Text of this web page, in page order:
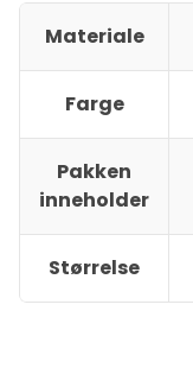
Materiale
Farge
Pakken
inneholder
Størrelse